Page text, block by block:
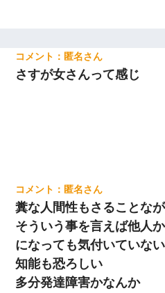
匿名
さすが女さんって感じ
匿名
糞な人間性もさることな
そういう事を言えば他人
になっても気付いていない
知能も恐ろしい
多分発達障害かなんか